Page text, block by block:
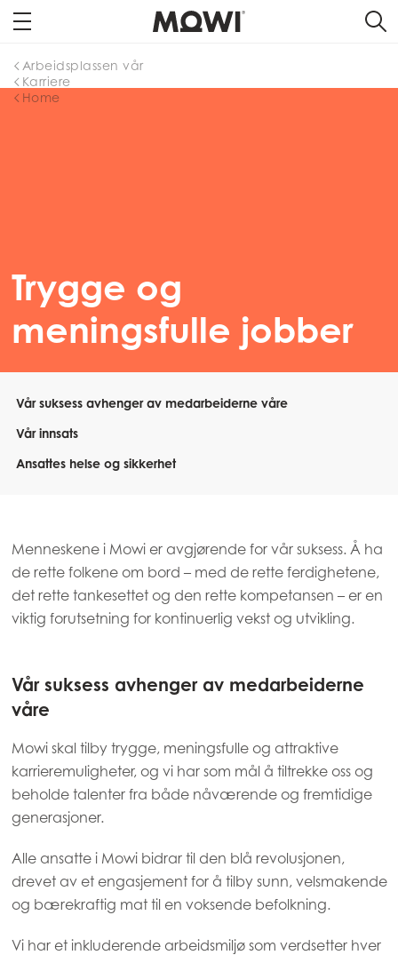
Home
Karriere
Arbeidsplassen vår
Trygge og
meningsfulle jobber
Vår suksess avhenger av medarbeiderne våre
Vår innsats
Ansattes helse og sikkerhet
Menneskene i Mowi er avgjørende for vår suksess. Å ha
de rette folkene om bord – med de rette ferdighetene,
det rette tankesettet og den rette kompetansen – er en
viktig forutsetning for kontinuerlig vekst og utvikling.
Vår suksess avhenger av medarbeiderne
våre
Mowi skal tilby trygge, meningsfulle og attraktive
karrieremuligheter, og vi har som mål å tiltrekke oss og
beholde talenter fra både nåværende og fremtidige
generasjoner.
Alle ansatte i Mowi bidrar til den blå revolusjonen,
drevet av et engasjement for å tilby sunn, velsmakende
og bærekraftig mat til en voksende befolkning.
Vi har et inkluderende arbeidsmiljø som verdsetter hver